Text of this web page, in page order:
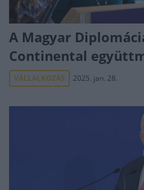
A Magyar
Continental
VÁLLALKOZÁS 2025. jan. 28.